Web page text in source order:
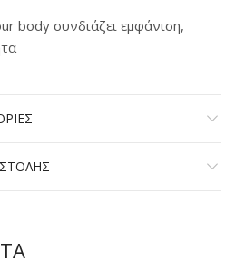
body συνδιάζει εμφάνιση,